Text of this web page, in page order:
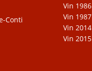
Conti
Vin 1986
Vin 1987
Vin 2014
Vin 2015